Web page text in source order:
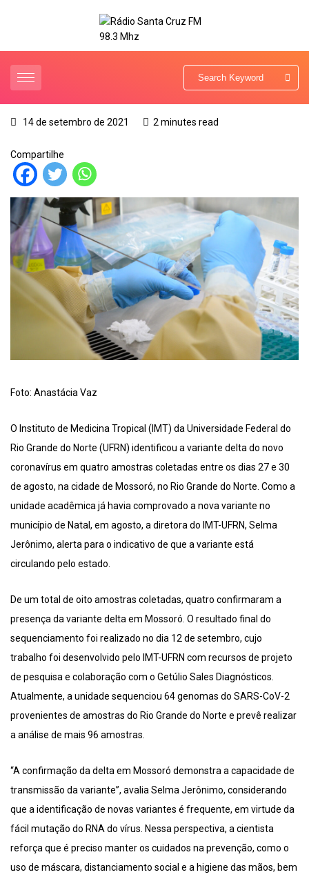
14 de setembro de 2021 2 minutes read
Compartilhe
Foto: Anastácia Vaz
O Instituto de Medicina Tropical (IMT) da Universidade Federal do
Rio Grande do Norte (UFRN) identificou a variante delta do novo
coronavírus em quatro amostras coletadas entre os dias 27 e 30
de agosto, na cidade de Mossoró, no Rio Grande do Norte. Como a
unidade acadêmica já havia comprovado a nova variante no
município de Natal, em agosto, a diretora do IMT-UFRN, Selma
Jerônimo, alerta para o indicativo de que a variante está
circulando pelo estado.
De um total de oito amostras coletadas, quatro confirmaram a
presença da variante delta em Mossoró. O resultado final do
sequenciamento foi realizado no dia 12 de setembro, cujo
trabalho foi desenvolvido pelo IMT-UFRN com recursos de projeto
de pesquisa e colaboração com o Getúlio Sales Diagnósticos.
Atualmente, a unidade sequenciou 64 genomas do SARS-CoV-2
provenientes de amostras do Rio Grande do Norte e prevê realizar
a análise de mais 96 amostras.
“A confirmação da delta em Mossoró demonstra a capacidade de
transmissão da variante”, avalia Selma Jerônimo, considerando
que a identificação de novas variantes é frequente, em virtude da
fácil mutação do RNA do vírus. Nessa perspectiva, a cientista
reforça que é preciso manter os cuidados na prevenção, como o
uso de máscara, distanciamento social e a higiene das mãos, bem